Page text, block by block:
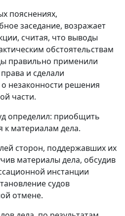
пояснениях,
заседание, возражает
считая, что выводы
обстоятельствам
правильно применили
и сделали
незаконности решения
части.
определил: приобщить
материалам дела.
сторон, поддержавших их
материалы дела, обсудив
инстанции
судов
отмене.